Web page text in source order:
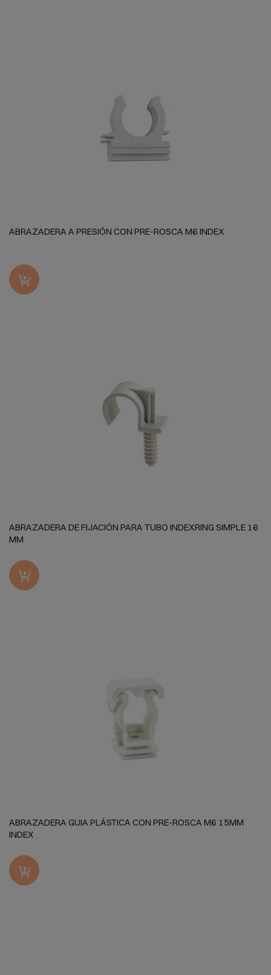
ABRAZADERA A PRESIÓN CON PRE-ROSCA M6 INDEX
ABRAZADERA DE FIJACIÓN PARA TUBO INDEXRING SIMPLE 16
MM
ABRAZADERA GUIA PLÁSTICA CON PRE-ROSCA M6 15MM
INDEX